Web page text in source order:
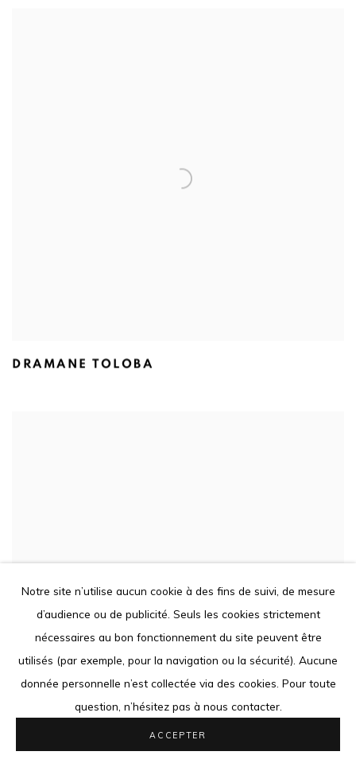
DRAMANE TOLOBA
Notre site n’utilise aucun cookie à des fins de suivi, de mesure
d’audience ou de publicité. Seuls les cookies strictement
nécessaires au bon fonctionnement du site peuvent être
utilisés (par exemple, pour la navigation ou la sécurité). Aucune
donnée personnelle n’est collectée via des cookies. Pour toute
question, n’hésitez pas à nous contacter.
ACCEPTER